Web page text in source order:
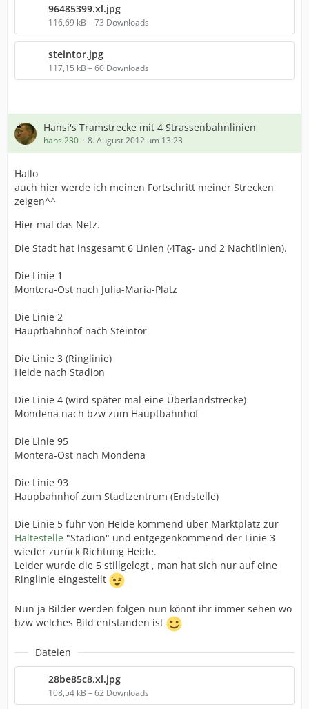
96485399.xl.jpg
116,69 kB – 73 Downloads
steintor.jpg
117,15 kB – 60 Downloads
Hansi's Tramstrecke mit 4 Strassenbahnlinien
hansi230 8. August 2012 um 13:23
Hallo
auch hier werde ich meinen Fortschritt meiner Strecken
zeigen^^
Hier mal das Netz.
Die Stadt hat insgesamt 6 Linien (4Tag- und 2 Nachtlinien).
Die Linie 1
Montera-Ost nach Julia-Maria-Platz
Die Linie 2
Hauptbahnhof nach Steintor
Die Linie 3 (Ringlinie)
Heide nach Stadion
Die Linie 4 (wird später mal eine Überlandstrecke)
Mondena nach bzw zum Hauptbahnhof
Die Linie 95
Montera-Ost nach Mondena
Die Linie 93
Haupbahnhof zum Stadtzentrum (Endstelle)
Die Linie 5 fuhr von Heide kommend über Marktplatz zur
Haltestelle "Stadion" und entgegenkommend der Linie 3
wieder zurück Richtung Heide.
Leider wurde die 5 stillgelegt , man hat sich nur auf eine
Ringlinie eingestellt
Nun ja Bilder werden folgen nun könnt ihr immer sehen wo
bzw welches Bild entstanden ist
Dateien
28be85c8.xl.jpg
108,54 kB – 62 Downloads